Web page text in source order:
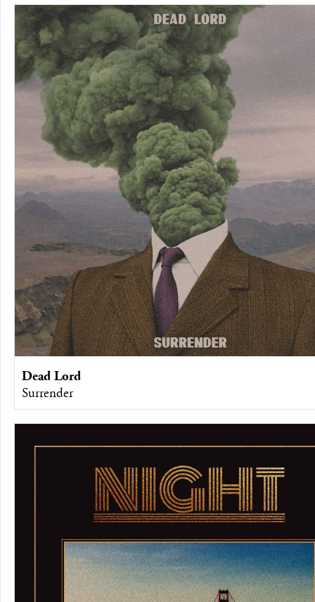
Dead Lord
Surrender